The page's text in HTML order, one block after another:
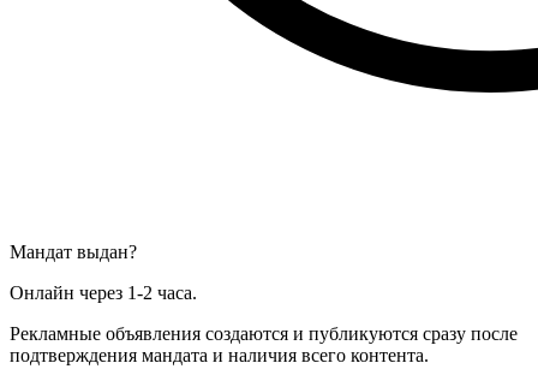
Мандат выдан?
Онлайн через 1-2 часа.
Рекламные объявления создаются и публикуются сразу после
подтверждения мандата и наличия всего контента.